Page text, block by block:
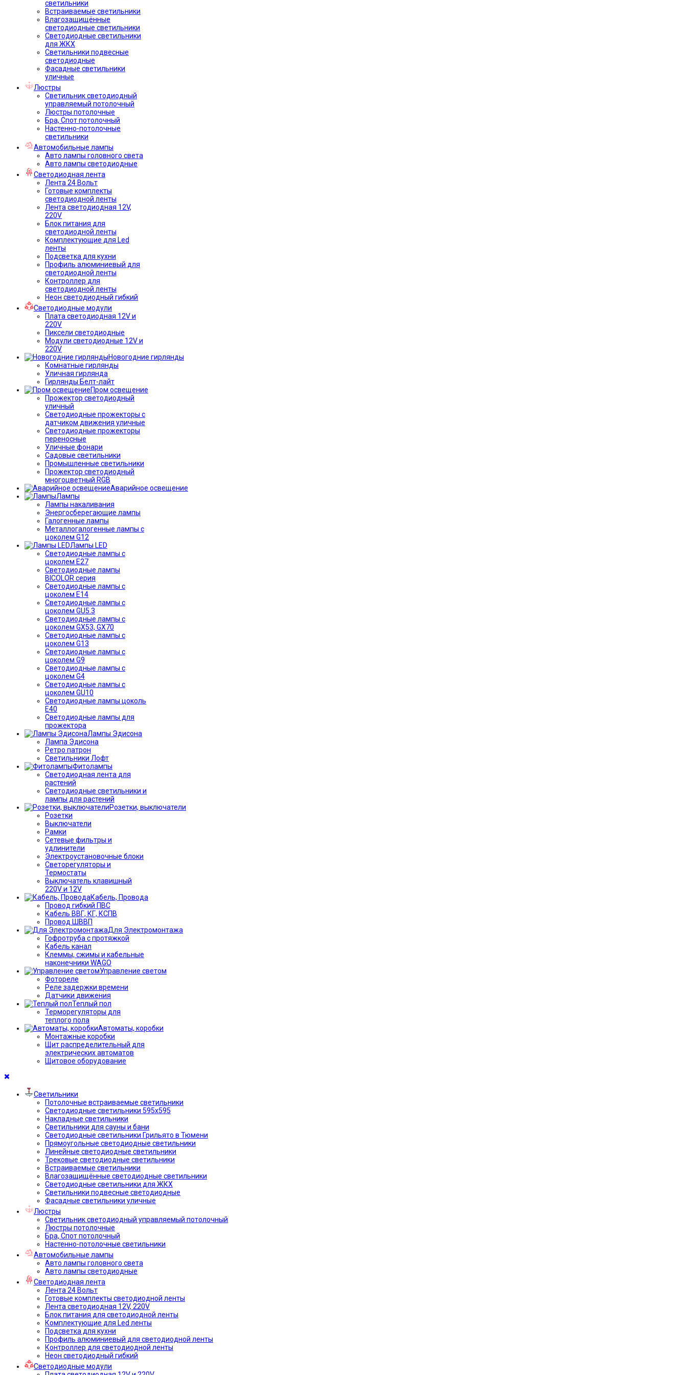
светильники
Встраиваемые светильники
Влагозащищённые
светодиодные светильники
Светодиодные светильники
для ЖКХ
Светильники подвесные
светодиодные
Фасадные светильники
уличные
Люстры
Светильник светодиодный
управляемый потолочный
Люстры потолочные
Бра, Спот потолочный
Настенно-потолочные
светильники
Автомобильные лампы
Авто лампы головного света
Авто лампы светодиодные
Светодиодная лента
Лента 24 Вольт
Готовые комплекты
светодиодной ленты
Лента светодиодная 12V,
220V
Блок питания для
светодиодной ленты
Комплектующие для Led
ленты
Подсветка для кухни
Профиль алюминиевый для
светодиодной ленты
Контроллер для
светодиодной ленты
Неон светодиодный гибкий
Светодиодные модули
Плата светодиодная 12V и
220V
Пиксели светодиодные
Модули светодиодные 12V и
220V
Новогодние гирлянды
Комнатные гирлянды
Уличная гирлянда
Гирлянды Белт-лайт
Пром освещение
Прожектор светодиодный
уличный
Светодиодные прожекторы с
датчиком движения уличные
Светодиодные прожекторы
переносные
Уличные фонари
Садовые светильники
Промышленные светильники
Прожектор светодиодный
многоцветный RGB
Аварийное освещение
Лампы
Лампы накаливания
Энергосберегающие лампы
Галогенные лампы
Металлогалогенные лампы с
цоколем G12
Лампы LED
Светодиодные лампы с
цоколем E27
Светодиодные лампы
BICOLOR серия
Светодиодные лампы с
цоколем E14
Светодиодные лампы с
цоколем GU5.3
Светодиодные лампы с
цоколем GX53, GX70
Светодиодные лампы с
цоколем G13
Светодиодные лампы с
цоколем G9
Светодиодные лампы с
цоколем G4
Светодиодные лампы с
цоколем GU10
Светодиодные лампы цоколь
Е40
Светодиодные лампы для
прожектора
Лампы Эдисона
Лампа Эдисона
Ретро патрон
Светильники Лофт
Фитолампы
Светодиодная лента для
растений
Светодиодные светильники и
лампы для растений
Розетки, выключатели
Розетки
Выключатели
Рамки
Сетевые фильтры и
удлинители
Электроустановочные блоки
Светорегуляторы и
Термостаты
Выключатель клавишный
220V и 12V
Кабель, Провода
Провод гибкий ПВС
Кабель ВВГ, КГ, КСПВ
Провод ШВВП
Для Электромонтажа
Гофротруба с протяжкой
Кабель канал
Клеммы, сжимы и кабельные
наконечники WAGO
Управление светом
Фотореле
Реле задержки времени
Датчики движения
Теплый пол
Терморегуляторы для
теплого пола
Автоматы, коробки
Монтажные коробки
Щит распределительный для
электрических автоматов
Щитовое оборудование
Светильники
Потолочные встраиваемые светильники
Светодиодные светильники 595х595
Накладные светильники
Светильники для сауны и бани
Светодиодные светильники Грильято в Тюмени
Прямоугольные светодиодные светильники
Линейные светодиодные светильники
Трековые светодиодные светильники
Встраиваемые светильники
Влагозащищённые светодиодные светильники
Светодиодные светильники для ЖКХ
Светильники подвесные светодиодные
Фасадные светильники уличные
Люстры
Светильник светодиодный управляемый потолочный
Люстры потолочные
Бра, Спот потолочный
Настенно-потолочные светильники
Автомобильные лампы
Авто лампы головного света
Авто лампы светодиодные
Светодиодная лента
Лента 24 Вольт
Готовые комплекты светодиодной ленты
Лента светодиодная 12V, 220V
Блок питания для светодиодной ленты
Комплектующие для Led ленты
Подсветка для кухни
Профиль алюминиевый для светодиодной ленты
Контроллер для светодиодной ленты
Неон светодиодный гибкий
Светодиодные модули